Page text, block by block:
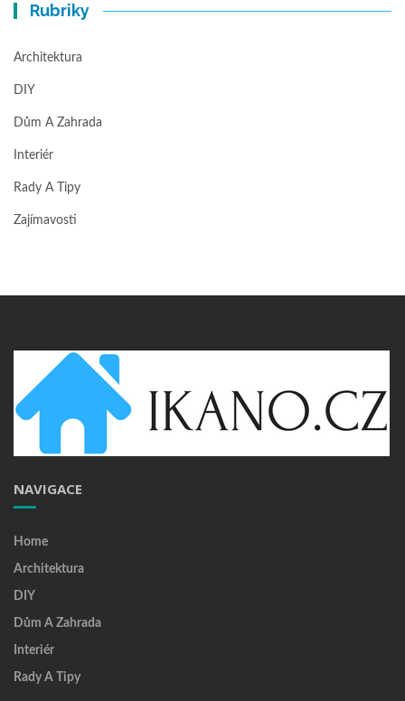
Rubriky
Architektura
DIY
Dům A Zahrada
Interiér
Rady A Tipy
Zajímavosti
NAVIGACE
Home
Architektura
DIY
Dům A Zahrada
Interiér
Rady A Tipy